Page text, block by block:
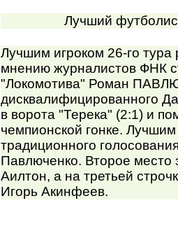
Лучший
Лучшим игроком 26-го тура
мнению журналистов ФНК
"Локомотива" Роман
дисквалифицированного
в ворота "Терека" (2:1) и
чемпионской гонке.
традиционного
Павлюченко. Второе
Аилтон, а на третьей
Игорь Акинфеев.